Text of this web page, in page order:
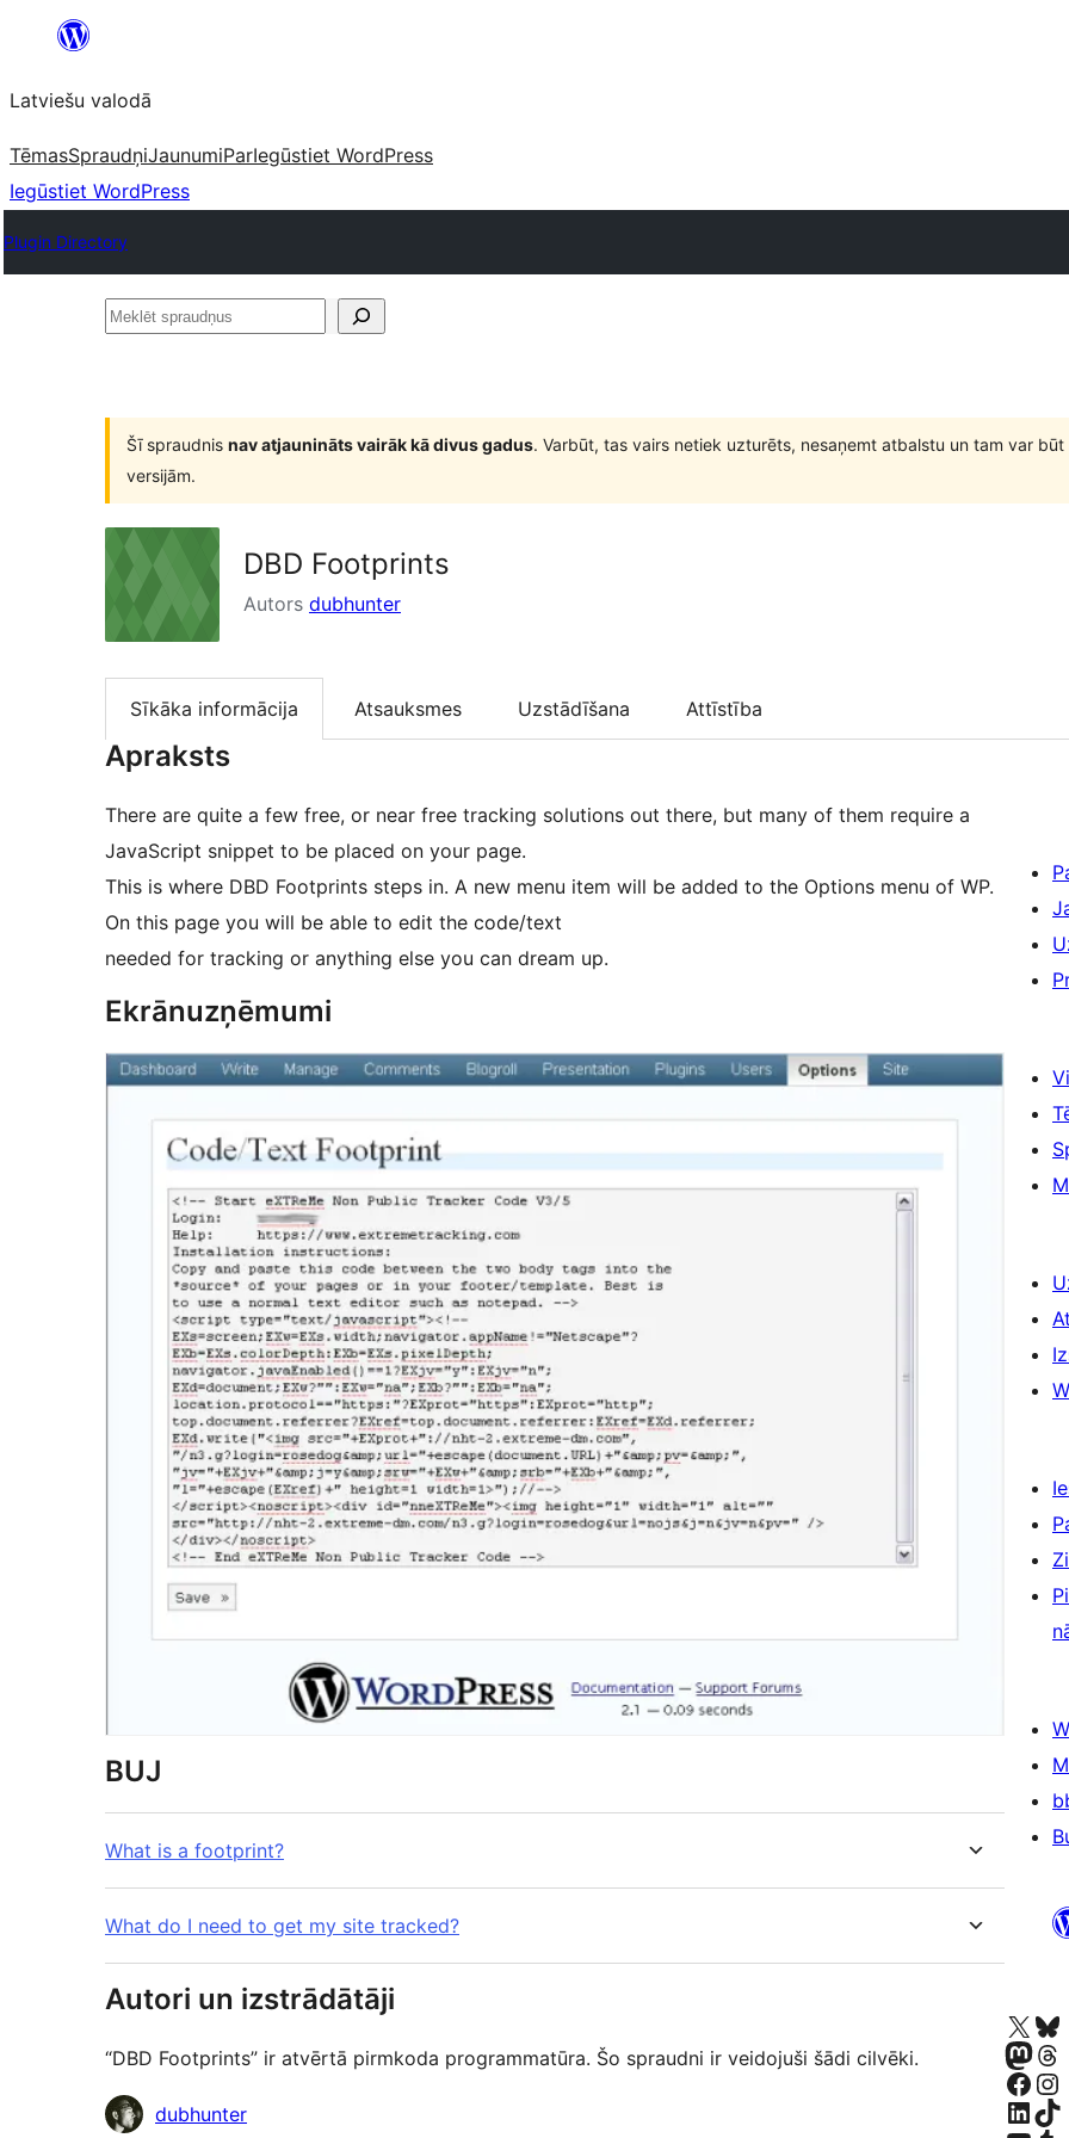
Pāriet
saturu
Latviešu valodā
TēmasSpraudņiJaunumiParIegūstiet WordPress
Iegūstiet WordPress
Plugin Directory
Meklēt
Šī spraudnis nav atjaunināts vairāk kā divus gadus. Varbūt, tas vairs netiek uzturēts, nesaņemt atbalstu un tam var
versijām.
DBD Footprints
Autors dubhunter
Sīkāka informācija Atsauksmes Uzstādīšana Attīstība
Apraksts
There are quite a few free, or near free tracking solutions out there, but many of them require a
JavaScript snippet to be placed on your page.
This is where DBD Footprints steps in. A new menu item will be added to the Options menu of WP.
On this page you will be able to edit the code/text
needed for tracking or anything else you can dream up.
Ekrānuzņēmumi
BUJ
What is a footprint?
What do I need to get my site tracked?
Autori un izstrādātāji
“DBD Footprints” ir atvērtā pirmkoda programmatūra. Šo spraudni ir veidojuši šādi cilvēki.
Līdzdalībnieki
dubhunter
Apmeklējiet mūsu X (agrāk
Apmeklējiet
Apmeklējiet mūsuApmeklējiet
Apmeklējiet mūsu Facebook lapu
Apmeklējiet
Apmeklējiet mūsu LinkedIn kontu
Apmeklējiet